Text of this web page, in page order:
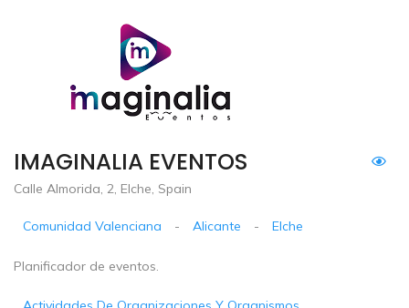
IMAGINALIA EVENTOS
Calle Almorida, 2, Elche, Spain
Comunidad Valenciana - Alicante - Elche
Planificador de eventos.